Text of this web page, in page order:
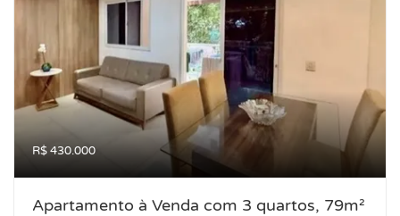
R$ 430.000
Apartamento à Venda com 3 quartos, 79m²